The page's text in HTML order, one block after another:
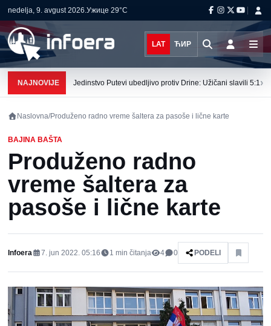
nedelja, 9. avgust 2026.Ужице 29°C
LAT ЋИР
NAJNOVIJE Jedinstvo Putevi ubedljivo protiv Drine: Užičani slavili 5:1›
Naslovna/Produženo radno vreme šaltera za pasoše i lične karte
BAJINA BAŠTA
Produženo radno
vreme šaltera za
pasoše i lične karte
Infoera 7. jun 2022. 05:16 1 min čitanja 4 0 PODELI